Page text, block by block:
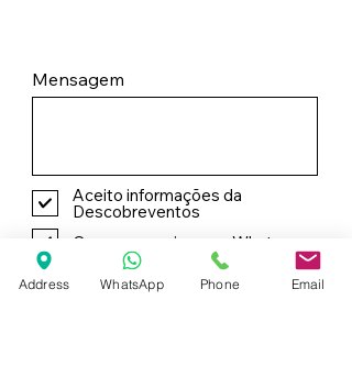
Mensagem
Aceito informações da
Descobreventos
Quero comunicar por Whatsap
Address WhatsApp Phone Email